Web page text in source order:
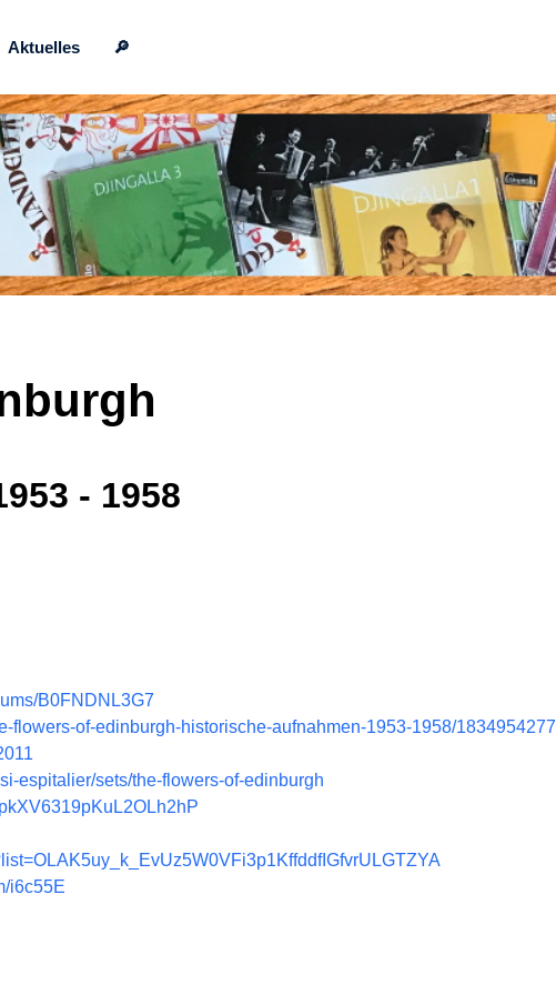
Aktuelles 🔎
- 1958
B0FNDNL3G7
flowers-of-edinburgh-historische-aufnahmen-1953-1958/1834954277
espitalier/sets/the-flowers-of-edinburgh
i6c55E